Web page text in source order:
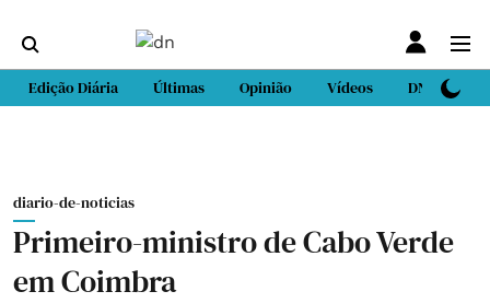
Edição Diária Últimas Opinião Vídeos DN Sport
diario-de-noticias
Primeiro-ministro de Cabo Verde
em Coimbra